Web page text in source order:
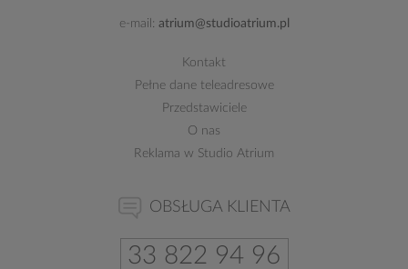
e-mail: atrium@studioatrium.pl
Kontakt
Pełne dane teleadresowe
Przedstawiciele
O nas
Reklama w Studio Atrium
OBSŁUGA KLIENTA
33 822 94 96